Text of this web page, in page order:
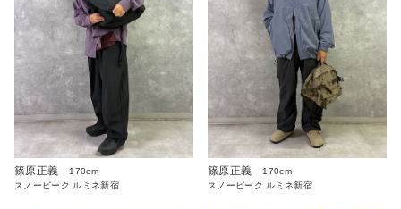
篠原正義
170cm
スノーピーク ルミネ新宿
篠原正義
170cm
スノーピーク ルミネ新宿